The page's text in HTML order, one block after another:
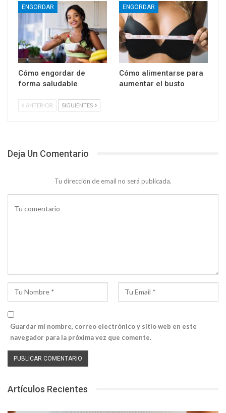
ENGORDAR
Cómo engordar de
forma saludable
ENGORDAR
Cómo alimentarse para
aumentar el busto
ANTERIOR SIGUIENTES
Deja Un Comentario
Tu dirección de email no será publicada.
Guardar mi nombre, correo electrónico y sitio web en este
navegador para la próxima vez que comente.
Artículos Recientes